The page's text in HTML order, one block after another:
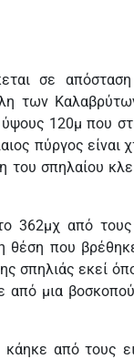
σε
των
ύψους 120μ που
πύργος είναι
σπηλαίου
362μχ από
θέση που
σπηλιάς εκεί
μια
από τους